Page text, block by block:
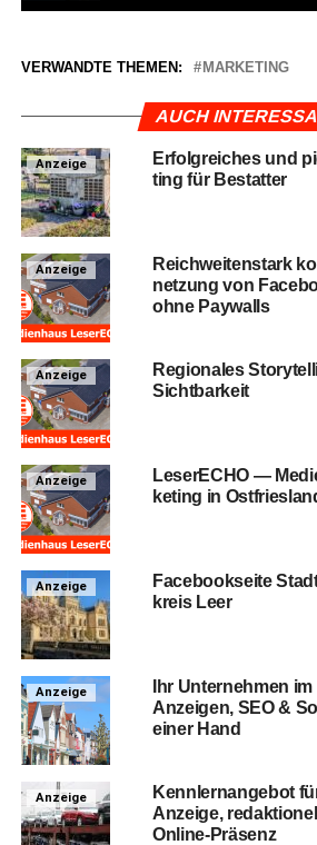
VERWANDTE THEMEN: MARKETING
AUCH
Anzeige
Erfolg­rei­ches und
ting für Bestatter
Anzeige
Reich­wei­ten­stark
net­zung von
ohne Paywalls
Anzeige
Regio­na­les
Sichtbarkeit
Anzeige
Lese­r­ECHO —
ke­ting in
Anzeige
Face­book­sei­te
kreis Leer
Anzeige
Ihr Unter­neh­men
Anzei­gen, SEO &
einer Hand
Anzeige
Kenn­lern­an­ge­bot
Anzei­ge,
Online-Präsenz